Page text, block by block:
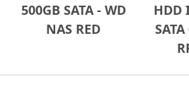
500GB SATA - WD
NAS RED
HDD